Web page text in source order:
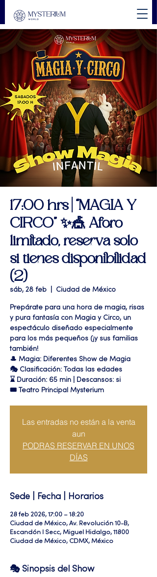
17:00 hrs | “MAGIA Y
CIRCO” ✨🎪 Aforo
limitado, reserva solo
si tienes disponibilidad
(2)
sáb, 28 feb Ciudad de México
Prepárate para una hora de magia, risas
y pura fantasía con Magia y Circo, un
espectáculo diseñado especialmente
para los más pequeños (¡y sus familias
también!
🎩 Magia: Diferentes Show de Magia
🎭 Clasificación: Todas las edades
⌛ Duración: 65 min | Descansos: si
🎟 Teatro Principal Mysterium
Las entradas no están a la venta
aun
PODRAS RESERVAR EN UNOS
DÍAS
Sede | Fecha | Horarios
28 feb 2026, 17:00 – 18:20
Ciudad de México, Av. Revolución 10-B,
Escandón I Secc, Miguel Hidalgo, 11800
Ciudad de México, CDMX, México
🎭 Sinopsis del Show